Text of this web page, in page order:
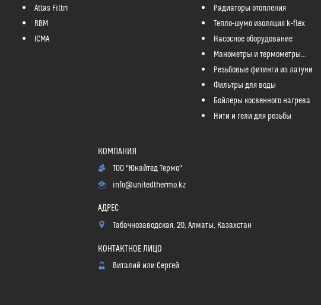
Atlas Filtri
RBM
ICMA
Радиаторы отопления
Тепло-шумо изоляция k-flex
Насосное оборудование
Манометры и термометры...
Резьбовые фитинги из латуни
Фильтры для воды
Бойлеры косвенного нагрева
Нити и гели для резьбы
ТОО "Юнайтед Термо"
info@unitedthermo.kz
Табачнозаводская, 20, Алматы, Казахстан
Виталий или Сергей